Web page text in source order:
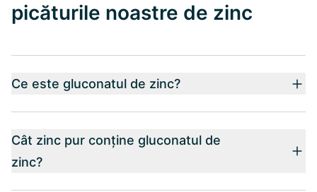
picăturile noastre de zinc
Ce este gluconatul de zinc?
Cât zinc pur conține gluconatul de
zinc?